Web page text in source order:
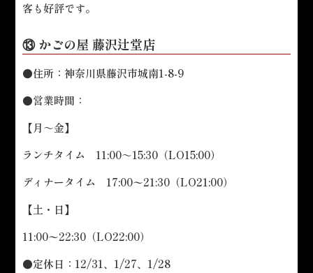
客も好評です。
⑬ かごの屋 藤沢辻堂店
●住所：神奈川県藤沢市城南1-8-9
●営業時間：
【月～金】
ランチタイム 11:00～15:30（LO15:00）
ディナータイム 17:00〜21:30（LO21:00）
【土・日】
11:00〜22:30（LO22:00）
●定休日：12/31、1/27、1/28